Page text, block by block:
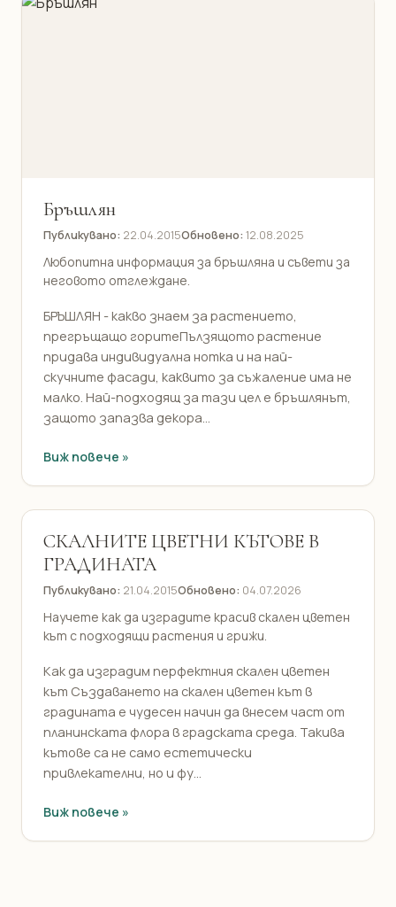
Бръшлян
Публикувано: 22.04.2015Обновено: 12.08.2025
Любопитна информация за бръшляна и съвети за
неговото отглеждане.
БРЪШЛЯН - какво знаем за растението,
прегръщащо горитеПълзящото растение
придава индивидуална нотка и на най-
скучните фасади, каквито за съжаление има не
малко. Най-подходящ за тази цел е бръшлянът,
защото запазва декора...
Виж повече »
СКАЛНИТЕ ЦВЕТНИ КЪТОВЕ В
ГРАДИНАТА
Публикувано: 21.04.2015Обновено: 04.07.2026
Научете как да изградите красив скален цветен
кът с подходящи растения и грижи.
Как да изградим перфектния скален цветен
кът Създаването на скален цветен кът в
градината е чудесен начин да внесем част от
планинската флора в градската среда. Такива
кътове са не само естетически
привлекателни, но и фу...
Виж повече »